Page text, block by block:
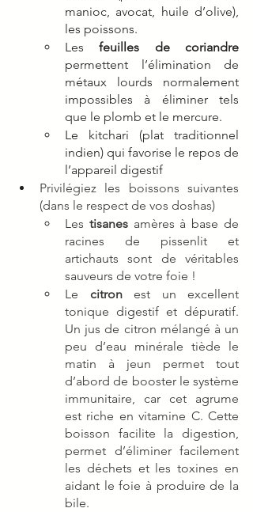
manioc, avocat, huile d’olive),
les poissons.
Les feuilles de coriandre
permettent l’élimination de
métaux lourds normalement
impossibles à éliminer tels
que le plomb et le mercure.
Le kitchari (plat traditionnel
indien) qui favorise le repos de
l’appareil digestif
Privilégiez les boissons suivantes
(dans le respect de vos doshas)
Les tisanes amères à base de
racines de pissenlit et
artichauts sont de véritables
sauveurs de votre foie !
Le citron est un excellent
tonique digestif et dépuratif.
Un jus de citron mélangé à un
peu d’eau minérale tiède le
matin à jeun permet tout
d’abord de booster le système
immunitaire, car cet agrume
est riche en vitamine C. Cette
boisson facilite la digestion,
permet d’éliminer facilement
les déchets et les toxines en
aidant le foie à produire de la
bile.